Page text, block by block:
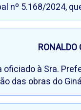
nº 5.168/2024,
RONALDO
à Sra.
das obras do